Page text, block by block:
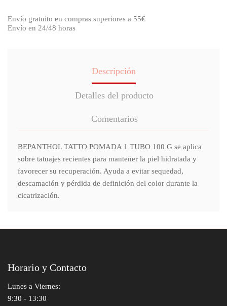
Envío gratuito en compras superiores a 55€
Envío en 24/48 horas
Descripción
Detalles del producto
Comentarios
BEPANTHOL TATTO POMADA 1 TUBO 100 G se aplica
sobre tatuajes recientes para mantener la piel hidratada y
favorecer su recuperación. Ayuda a evitar sequedad,
descamación y pérdida de definición del color durante la
cicatrización.
Horario y Contacto
Lunes a Viernes:
9:30 - 13:30